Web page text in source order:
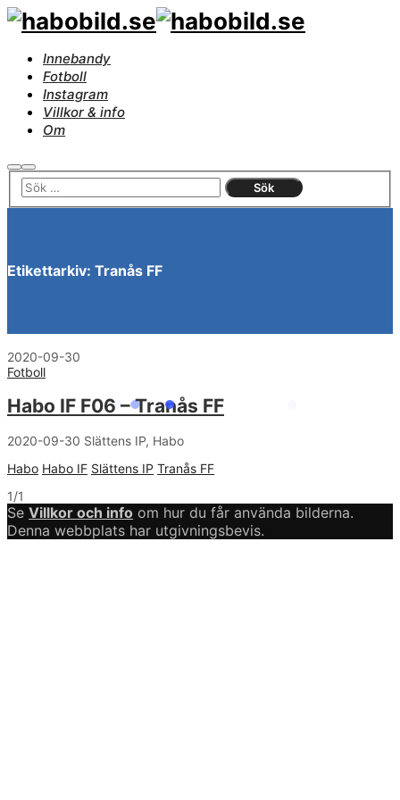
Innebandy
Fotboll
Instagram
Villkor & info
Om
SökHuvudmeny
Etikettarkiv: Tranås FF
2020-09-30
Fotboll
Habo IF F06 – Tranås FF
2020-09-30 Slättens IP, Habo
Habo Habo IF Slättens IP Tranås FF
1/1
Se Villkor och info om hur du får använda bilderna.
Denna webbplats har utgivningsbevis.